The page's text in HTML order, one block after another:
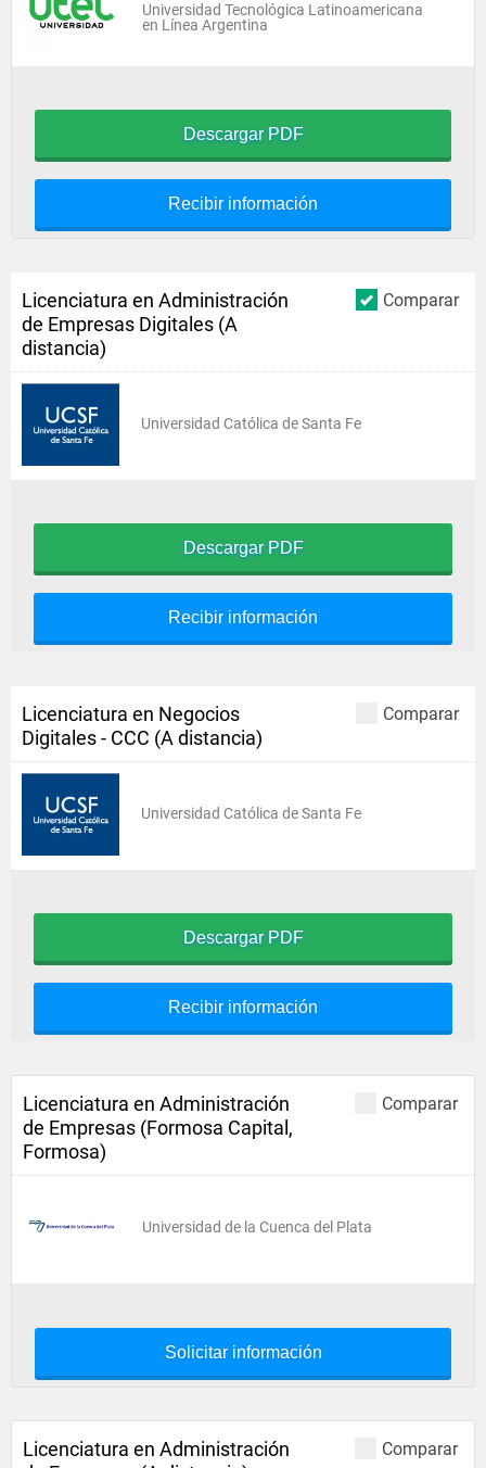
Universidad Tecnológica Latinoamericana
en Línea Argentina
Descargar PDF
Recibir información
Comparar
Licenciatura en Administración
de Empresas Digitales (A
distancia)
Universidad Católica de Santa Fe
Descargar PDF
Recibir información
Comparar
Licenciatura en Negocios
Digitales - CCC (A distancia)
Universidad Católica de Santa Fe
Descargar PDF
Recibir información
Comparar
Licenciatura en Administración
de Empresas (Formosa Capital,
Formosa)
Universidad de la Cuenca del Plata
Solicitar información
Comparar
Licenciatura en Administración